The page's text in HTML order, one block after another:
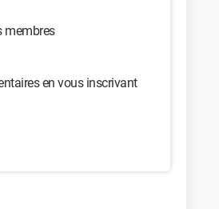
membres
en vous inscrivant